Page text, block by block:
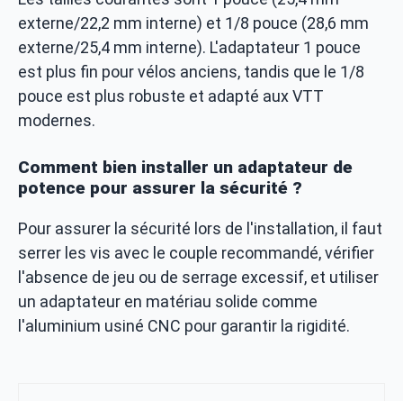
externe/22,2 mm interne) et 1/8 pouce (28,6 mm
externe/25,4 mm interne). L'adaptateur 1 pouce
est plus fin pour vélos anciens, tandis que le 1/8
pouce est plus robuste et adapté aux VTT
modernes.
Comment bien installer un adaptateur de
potence pour assurer la sécurité ?
Pour assurer la sécurité lors de l'installation, il faut
serrer les vis avec le couple recommandé, vérifier
l'absence de jeu ou de serrage excessif, et utiliser
un adaptateur en matériau solide comme
l'aluminium usiné CNC pour garantir la rigidité.